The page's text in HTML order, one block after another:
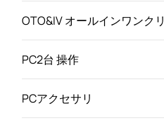
OTO&IV オールインワンク
PC2台 操作
PCアクセサリ